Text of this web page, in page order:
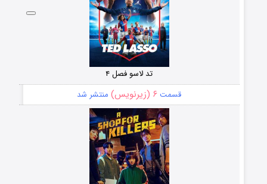
تد لاسو فصل ۴
قسمت ۶ (زیرنویس) منتشر شد